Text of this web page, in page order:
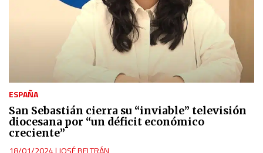
ESPAÑA
San Sebastián cierra su “inviable” televisión
diocesana por “un déficit económico
creciente”
18/01/2024| JOSÉ BELTRÁN